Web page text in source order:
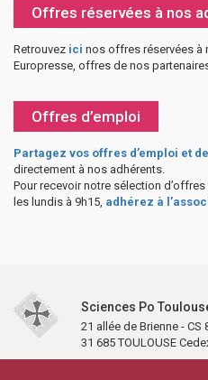
Offres réservées à nos
Retrouvez ici nos offres réservées à
Europresse, offres de nos
Offres d’emploi
Partagez vos offres d’emploi et
directement à nos adhérents.
Pour recevoir notre sélection
les lundis à 9h15, adhérez à
Sciences Po
21 allée de Brienne - CS
31 685 TOULOUSE